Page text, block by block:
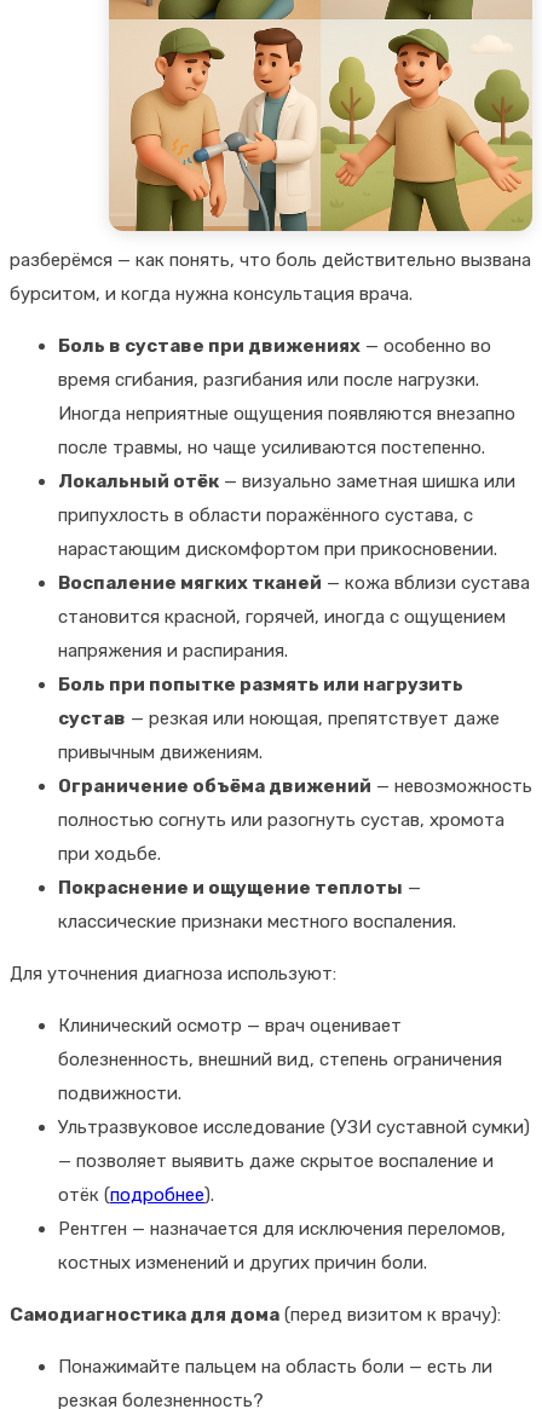
разберёмся — как понять, что боль действительно вызвана
бурситом, и когда нужна консультация врача.
Боль в суставе при движениях — особенно во
время сгибания, разгибания или после нагрузки.
Иногда неприятные ощущения появляются внезапно
после травмы, но чаще усиливаются постепенно.
Локальный отёк — визуально заметная шишка или
припухлость в области поражённого сустава, с
нарастающим дискомфортом при прикосновении.
Воспаление мягких тканей — кожа вблизи сустава
становится красной, горячей, иногда с ощущением
напряжения и распирания.
Боль при попытке размять или нагрузить
сустав — резкая или ноющая, препятствует даже
привычным движениям.
Ограничение объёма движений — невозможность
полностью согнуть или разогнуть сустав, хромота
при ходьбе.
Покраснение и ощущение теплоты —
классические признаки местного воспаления.
Для уточнения диагноза используют:
Клинический осмотр — врач оценивает
болезненность, внешний вид, степень ограничения
подвижности.
Ультразвуковое исследование (УЗИ суставной сумки)
— позволяет выявить даже скрытое воспаление и
отёк (подробнее).
Рентген — назначается для исключения переломов,
костных изменений и других причин боли.
Самодиагностика для дома (перед визитом к врачу):
Понажимайте пальцем на область боли — есть ли
резкая болезненность?